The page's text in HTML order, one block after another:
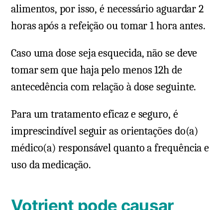
alimentos, por isso, é necessário aguardar 2
horas após a refeição ou tomar 1 hora antes.
Caso uma dose seja esquecida, não se deve
tomar sem que haja pelo menos 12h de
antecedência com relação à dose seguinte.
Para um tratamento eficaz e seguro, é
imprescindível seguir as orientações do(a)
médico(a) responsável quanto a frequência e
uso da medicação.
Votrient pode causar